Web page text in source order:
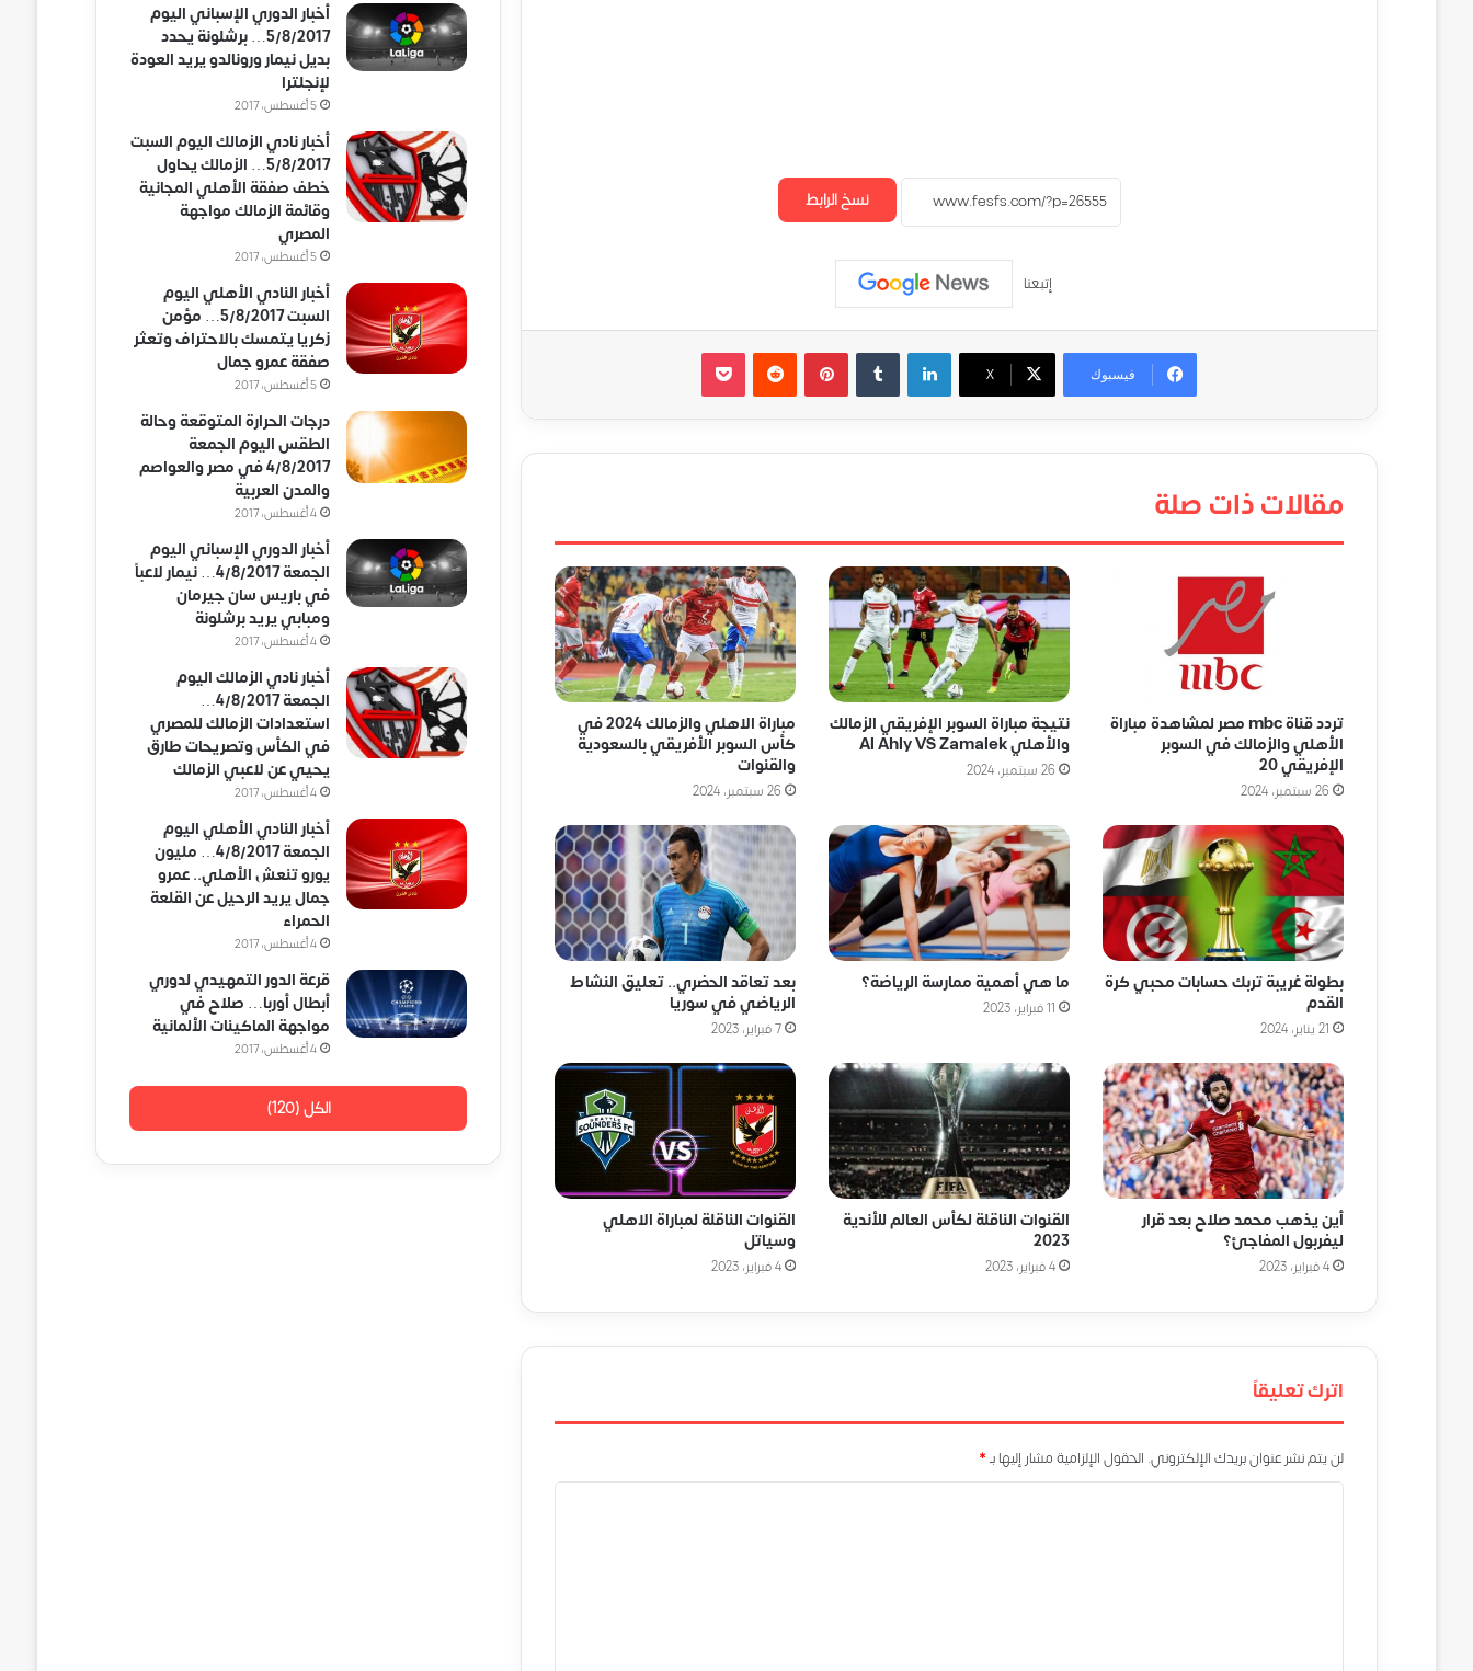
نسخ الرابط
إتبعنا
فيسبوك ‫X
لينكدإن ‏Tumblr بينتيريست ‏Reddit
‫Pocket
مقالات ذات صلة
تردد قناة mbc مصر لمشاهدة مباراة
الأهلي والزمالك في السوبر
الإفريقي 20
26 سبتمبر، 2024
نتيجة مباراة السوبر الإفريقي الزمالك
والأهلي Al Ahly VS Zamalek
26 سبتمبر، 2024
مباراة الاهلي والزمالك 2024 في
كأس السوبر الأفريقي بالسعودية
والقنوات
26 سبتمبر، 2024
بطولة غريبة تربك حسابات محبي كرة
القدم
21 يناير، 2024
ما هي أهمية ممارسة الرياضة؟
11 فبراير، 2023
بعد تعاقد الحضري.. تعليق النشاط
الرياضي في سوريا
7 فبراير، 2023
أين يذهب محمد صلاح بعد قرار
ليفربول المفاجئ؟
4 فبراير، 2023
القنوات الناقلة لكأس العالم للأندية
2023
4 فبراير، 2023
القنوات الناقلة لمباراة الاهلي
وسياتل
4 فبراير، 2023
اترك تعليقاً
لن يتم نشر عنوان بريدك الإلكتروني. الحقول الإلزامية مشار إليها بـ*
أخبار الدوري الإسباني اليوم
5/8/2017… برشلونة يحدد
بديل نيمار ورونالدو يريد العودة
لإنجلترا
5 أغسطس، 2017
أخبار نادي الزمالك اليوم السبت
5/8/2017… الزمالك يحاول
خطف صفقة الأهلي المجانية
وقائمة الزمالك مواجهة
المصري
5 أغسطس، 2017
أخبار النادي الأهلي اليوم
السبت 5/8/2017… مؤمن
زكريا يتمسك بالاحتراف وتعثر
صفقة عمرو جمال
5 أغسطس، 2017
درجات الحرارة المتوقعة وحالة
الطقس اليوم الجمعة
4/8/2017 في مصر والعواصم
والمدن العربية
4 أغسطس، 2017
أخبار الدوري الإسباني اليوم
الجمعة 4/8/2017… نيمار لاعباً
في باريس سان جيرمان
ومبابي يريد برشلونة
4 أغسطس، 2017
أخبار نادي الزمالك اليوم
الجمعة 4/8/2017…
استعدادات الزمالك للمصري
في الكأس وتصريحات طارق
يحيي عن لاعبي الزمالك
4 أغسطس، 2017
أخبار النادي الأهلي اليوم
الجمعة 4/8/2017… مليون
يورو تنعش الأهلي.. عمرو
جمال يريد الرحيل عن القلعة
الحمراء
4 أغسطس، 2017
قرعة الدور التمهيدي لدوري
أبطال أوربا… صلاح في
مواجهة الماكينات الألمانية
4 أغسطس، 2017
الكل (120)